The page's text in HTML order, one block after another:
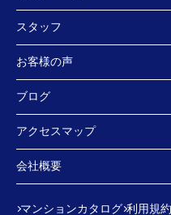
スタッフ
お客様の声
ブログ
アクセスマップ
会社概要
マンションカタログ 利用規約